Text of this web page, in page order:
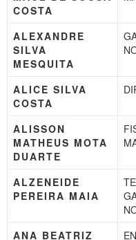
COSTA
ALEXANDRE
SILVA
MESQUITA
ALICE SILVA
COSTA
ALISSON
MATHEUS MOTA
DUARTE
ALZENEIDE
PEREIRA MAIA
ANA BEATRIZ